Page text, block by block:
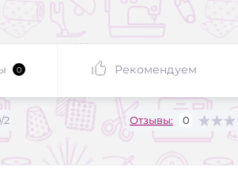
0 Рекомендуем
2
Отзывы: 0